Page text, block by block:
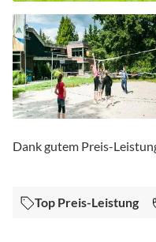
Anfang
springen
Dank gutem Preis-
Top Preis-Leistung